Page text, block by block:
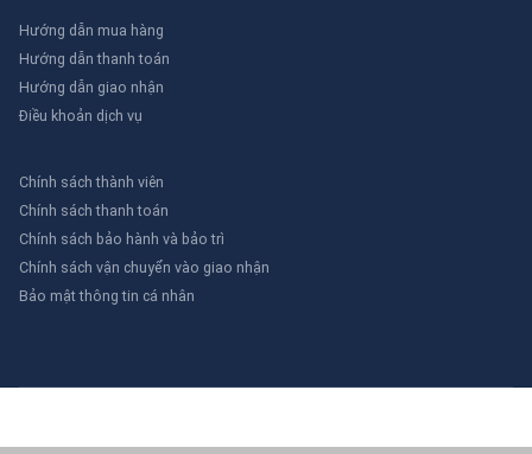
Hướng dẫn mua hàng
Hướng dẫn thanh toán
Hướng dẫn giao nhận
Điều khoản dịch vụ
Chính sách thành viên
Chính sách thanh toán
Chính sách bảo hành và bảo trì
Chính sách vận chuyển vào giao nhận
Bảo mật thông tin cá nhân